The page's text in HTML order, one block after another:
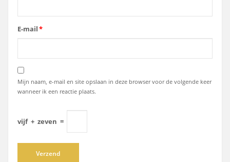
E-mail*
Mijn naam, e-mail en site opslaan in deze browser voor de volgende keer
wanneer ik een reactie plaats.
vijf + zeven =